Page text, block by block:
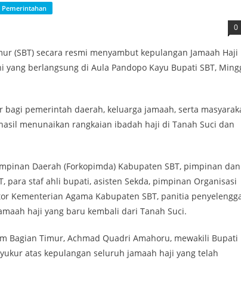
Pemerintahan
0
(SBT) secara resmi menyambut kepulangan Jamaah Haji
berlangsung di Aula Pandopo Kayu Bupati SBT,
pemerintah daerah, keluarga jamaah, serta
menunaikan rangkaian ibadah haji di Tanah Suci dan
Daerah (Forkopimda) Kabupaten SBT, pimpinan dan
para staf ahli bupati, asisten Sekda, pimpinan Organisasi
Kementerian Agama Kabupaten SBT, panitia
haji yang baru kembali dari Tanah Suci.
Bagian Timur, Achmad Quadri Amahoru, mewakili Bupati
atas kepulangan seluruh jamaah haji yang telah